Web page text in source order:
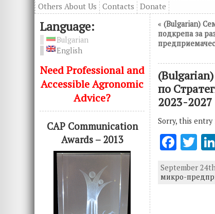
Others About Us
Contacts Donatе
Language:
Bulgarian
English
Need Professional and
Accessible Agronomic
Advice?
CAP Communication
Awards – 2013
«(Bulgarian)
подкрепа за
по
2023-2027
Sorry, this
F
ac
e
T
it
September
микро-